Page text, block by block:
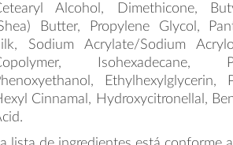
Alcohol, Dimethicone,
Butter, Propylene Glycol,
Sodium Acrylate/Sodium
Isohexadecane,
Ethylhexylglycerin,
Cinnamal, Hydroxycitronellal,